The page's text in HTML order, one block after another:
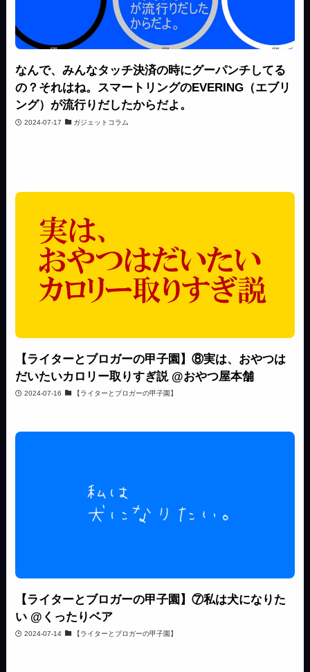
なんで、みんなタッチ決済の時にグーパンチしてる
の？それはね。スマートリングのEVERING（エブリ
ング）が流行りだしたからだよ。
2024-07-17 ガジェットコラム
【ライターとブロガーの甲子園】⑧実は、おやつは
だいたいカロリー取りすぎ説 @おやつ屋本舗
2024-07-16 【ライターとブロガーの甲子園】
【ライターとブロガーの甲子園】⑦私は犬になりた
い @くったりベア
2024-07-14 【ライターとブロガーの甲子園】